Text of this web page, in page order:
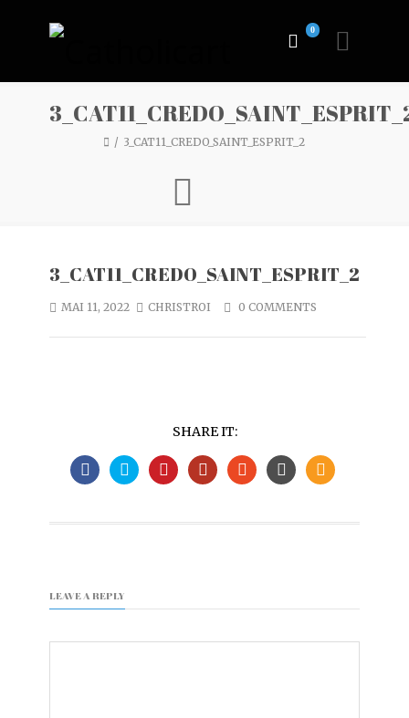
0
3_CAT11_CREDO_SAINT_ESPRIT_2
3_CAT11_CREDO_SAINT_ESPRIT_2
MAI 11, 2022 CHRISTROI 0 COMMENTS
SHARE IT:
LEAVE A REPLY